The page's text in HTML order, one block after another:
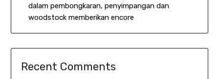
dalam pembongkaran, penyimpangan dan
woodstock memberikan encore
Recent Comments